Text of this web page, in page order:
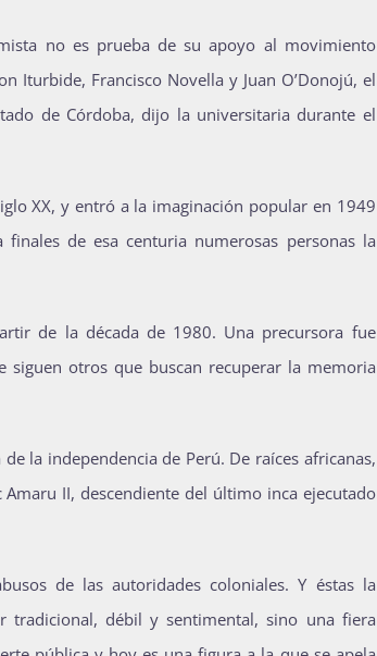
no es prueba de su apoyo al movimiento
Iturbide, Francisco Novella y Juan O’Donojú, el
de Córdoba, dijo la universitaria durante el
XX, y entró a la imaginación popular en 1949
de esa centuria numerosas personas la
de la década de 1980. Una precursora fue
siguen otros que buscan recuperar la memoria
la independencia de Perú. De raíces africanas,
II, descendiente del último inca ejecutado
de las autoridades coloniales. Y éstas la
tradicional, débil y sentimental, sino una fiera